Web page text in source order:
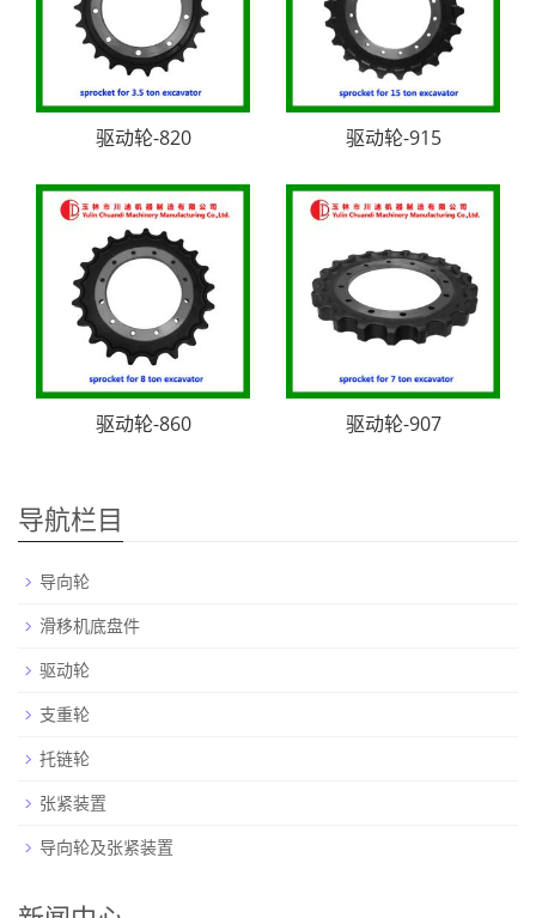
驱动轮-820 驱动轮-915
驱动轮-860 驱动轮-907
导航栏目
导向轮
滑移机底盘件
驱动轮
支重轮
托链轮
张紧装置
导向轮及张紧装置